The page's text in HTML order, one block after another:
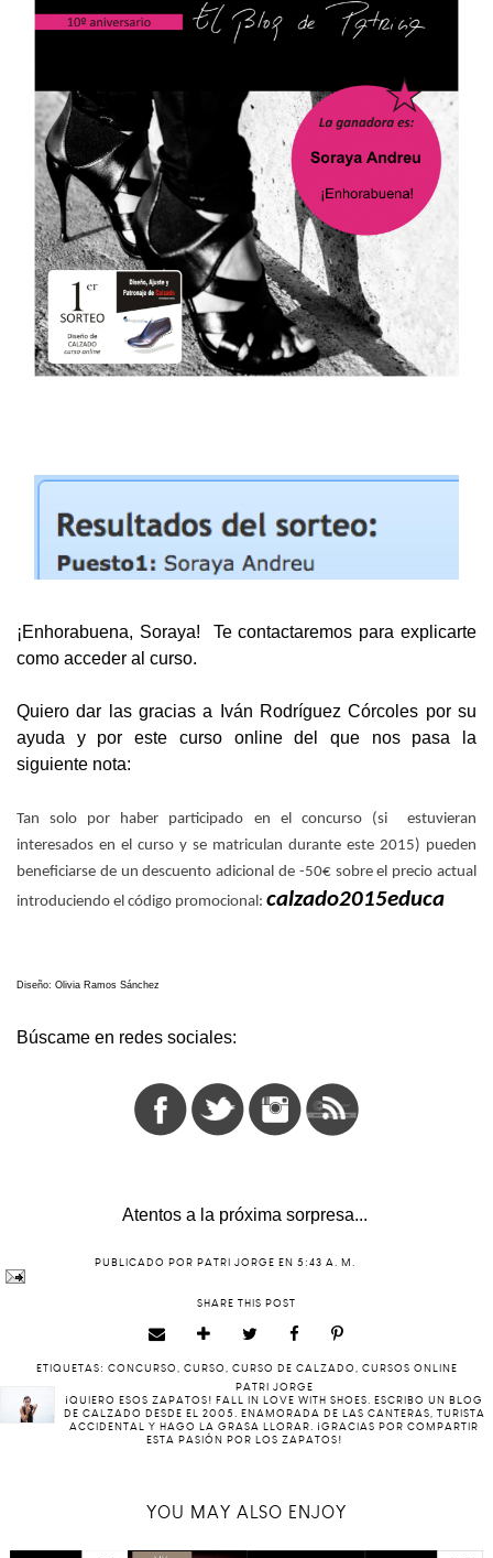
¡Enhorabuena, Soraya! Te contactaremos para explicarte
como acceder al curso.
Quiero dar las gracias a Iván Rodríguez Córcoles por su
ayuda y por este curso online del que nos pasa la
siguiente nota:
Tan solo por haber participado en el concurso (si estuvieran
interesados en el curso y se matriculan durante este 2015) pueden
beneficiarse de un descuento adicional de -50€ sobre el precio actual
introduciendo el código promocional: calzado2015educa
Diseño: Olivia Ramos Sánchez
Búscame en redes sociales:
Atentos a la próxima sorpresa...
PUBLICADO POR PATRI JORGE EN 5:43 A. M.
SHARE THIS POST
ETIQUETAS: CONCURSO, CURSO, CURSO DE CALZADO, CURSOS ONLINE
PATRI JORGE
¡QUIERO ESOS ZAPATOS! FALL IN LOVE WITH SHOES. ESCRIBO UN BLOG
DE CALZADO DESDE EL 2005. ENAMORADA DE LAS CANTERAS, TURISTA
ACCIDENTAL Y HAGO LA GRASA LLORAR. ¡GRACIAS POR COMPARTIR
ESTA PASIÓN POR LOS ZAPATOS!
YOU MAY ALSO ENJOY